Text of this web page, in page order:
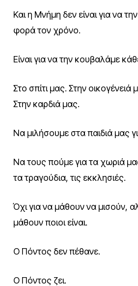
Και η Μνήμη δεν είναι για να
φορά τον χρόνο.
Είναι για να την κουβαλάμε
Στο σπίτι μας. Στην οικογένειά
Στην καρδιά μας.
Να μιλήσουμε στα παιδιά μας
Να τους πούμε για τα χωριά
τα τραγούδια, τις εκκλησιές.
Όχι για να μάθουν να μισούν,
μάθουν ποιοι είναι.
Ο Πόντος δεν πέθανε.
Ο Πόντος ζει.